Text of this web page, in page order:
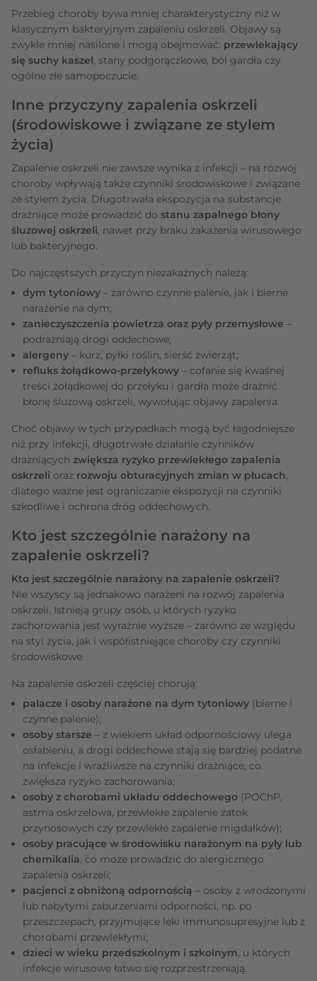
Przebieg choroby bywa mniej charakterystyczny niż w
klasycznym bakteryjnym zapaleniu oskrzeli. Objawy są
zwykle mniej nasilone i mogą obejmować: przewlekający
się suchy kaszel, stany podgorączkowe, ból gardła czy
ogólne złe samopoczucie.
Inne przyczyny zapalenia oskrzeli
(środowiskowe i związane ze stylem
życia)
Zapalenie oskrzeli nie zawsze wynika z infekcji – na rozwój
choroby wpływają także czynniki środowiskowe i związane
ze stylem życia. Długotrwała ekspozycja na substancje
drażniące może prowadzić do stanu zapalnego błony
śluzowej oskrzeli, nawet przy braku zakażenia wirusowego
lub bakteryjnego.
Do najczęstszych przyczyn niezakaźnych należą:
dym tytoniowy – zarówno czynne palenie, jak i bierne
narażenie na dym;
zanieczyszczenia powietrza oraz pyły przemysłowe –
podrażniają drogi oddechowe;
alergeny – kurz, pyłki roślin, sierść zwierząt;
refluks żołądkowo-przełykowy – cofanie się kwaśnej
treści żołądkowej do przełyku i gardła może drażnić
błonę śluzową oskrzeli, wywołując objawy zapalenia.
Choć objawy w tych przypadkach mogą być łagodniejsze
niż przy infekcji, długotrwałe działanie czynników
drażniących zwiększa ryzyko przewlekłego zapalenia
oskrzeli oraz rozwoju obturacyjnych zmian w płucach,
dlatego ważne jest ograniczanie ekspozycji na czynniki
szkodliwe i ochrona dróg oddechowych.
Kto jest szczególnie narażony na
zapalenie oskrzeli?
Kto jest szczególnie narażony na zapalenie oskrzeli?
Nie wszyscy są jednakowo narażeni na rozwój zapalenia
oskrzeli. Istnieją grupy osób, u których ryzyko
zachorowania jest wyraźnie wyższe – zarówno ze względu
na styl życia, jak i współistniejące choroby czy czynniki
środowiskowe.
Na zapalenie oskrzeli częściej chorują:
palacze i osoby narażone na dym tytoniowy (bierne i
czynne palenie);
osoby starsze – z wiekiem układ odpornościowy ulega
osłabieniu, a drogi oddechowe stają się bardziej podatne
na infekcje i wrażliwsze na czynniki drażniące, co
zwiększa ryzyko zachorowania;
osoby z chorobami układu oddechowego (POChP,
astma oskrzelowa, przewlekłe zapalenie zatok
przynosowych czy przewlekłe zapalenie migdałków);
osoby pracujące w środowisku narażonym na pyły lub
chemikalia, co może prowadzić do alergicznego
zapalenia oskrzeli;
pacjenci z obniżoną odpornością – osoby z wrodzonymi
lub nabytymi zaburzeniami odporności, np. po
przeszczepach, przyjmujące leki immunosupresyjne lub z
chorobami przewlekłymi;
dzieci w wieku przedszkolnym i szkolnym, u których
infekcje wirusowe łatwo się rozprzestrzeniają.